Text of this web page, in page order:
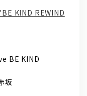
KIND REWIND
BE KIND
坂